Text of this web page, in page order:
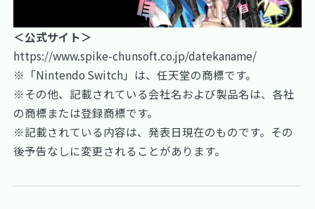
＜公式サイト＞
https://www.spike-chunsoft.co.jp/datekaname/
※「Nintendo Switch」は、任天堂の商標です。
※その他、記載されている会社名および製品名は、各社
の商標または登録商標です。
※記載されている内容は、発表日現在のものです。その
後予告なしに変更されることがあります。